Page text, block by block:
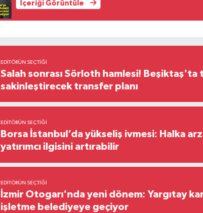
İçeriği Görüntüle
EDITÖRÜN SEÇTIĞI
Salah sonrası Sörloth hamlesi! Beşiktaş'ta
sakinleştirecek transfer planı
EDITÖRÜN SEÇTIĞI
Borsa İstanbul’da yükseliş ivmesi: Halka
yatırımcı ilgisini artırabilir
EDITÖRÜN SEÇTIĞI
İzmir Otogarı'nda yeni dönem: Yargıtay
işletme belediyeye geçiyor